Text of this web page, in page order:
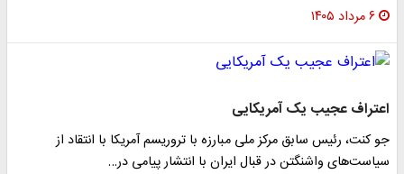
۶ مرداد ۱۴۰۵
اعتراف عجیب یک آمریکایی
جو کنت، رئیس سابق مرکز ملی مبارزه با تروریسم آمریکا با انتقاد از
سیاست‌های واشنگتن در قبال ایران با انتشار پیامی در…